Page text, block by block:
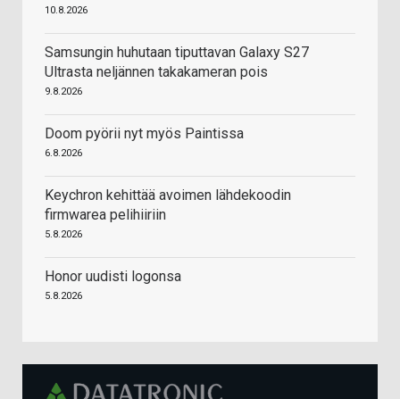
10.8.2026
Samsungin huhutaan tiputtavan Galaxy S27
Ultrasta neljännen takakameran pois
9.8.2026
Doom pyörii nyt myös Paintissa
6.8.2026
Keychron kehittää avoimen lähdekoodin
firmwarea pelihiiriin
5.8.2026
Honor uudisti logonsa
5.8.2026